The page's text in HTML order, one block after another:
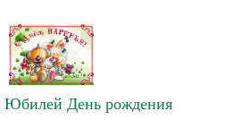
Юбилей День рождения